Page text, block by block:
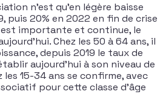
n’est qu’en légère baisse
puis 20% en 2022 en fin de crise
est importante et continue, le
Chez les 50 à 64 ans, il
depuis 2019 le taux de
aujourd’hui à son niveau de
15-34 ans se confirme, avec
pour cette classe d’âge